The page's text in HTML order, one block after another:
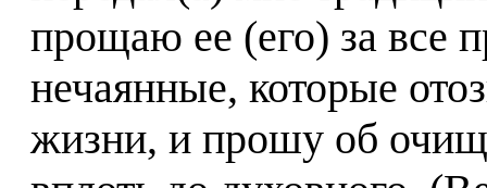
прощаю ее (его) за все
нечаянные, которые
жизни, и прошу об